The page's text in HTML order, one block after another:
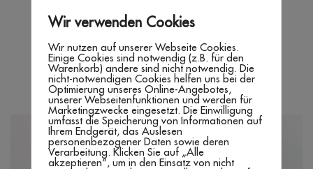
Wir verwenden Cookies
Wir nutzen auf unserer Webseite Cookies.
Einige Cookies sind notwendig (z.B. für den
Warenkorb) andere sind nicht notwendig. Die
nicht-notwendigen Cookies helfen uns bei der
Optimierung unseres Online-Angebotes,
unserer Webseitenfunktionen und werden für
Marketingzwecke eingesetzt. Die Einwilligung
umfasst die Speicherung von Informationen auf
Ihrem Endgerät, das Auslesen
personenbezogener Daten sowie deren
Verarbeitung. Klicken Sie auf „Alle
akzeptieren“, um in den Einsatz von nicht